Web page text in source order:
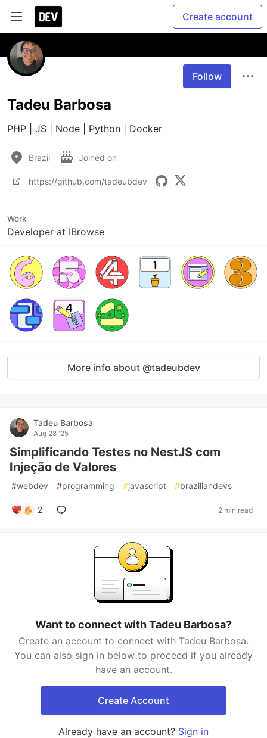
Create account
Follow
Tadeu Barbosa
PHP | JS | Node | Python | Docker
Brazil Joined on
https://github.com/tadeubdev
Work
Developer at IBrowse
More info about @tadeubdev
Tadeu Barbosa
Aug 28 '25
Simplificando Testes no NestJS com
Injeção de Valores
#webdev #programming #javascript #braziliandevs
2 2 min read
Want to connect with Tadeu Barbosa?
Create an account to connect with Tadeu Barbosa.
You can also sign in below to proceed if you already
have an account.
Create Account
Already have an account? Sign in